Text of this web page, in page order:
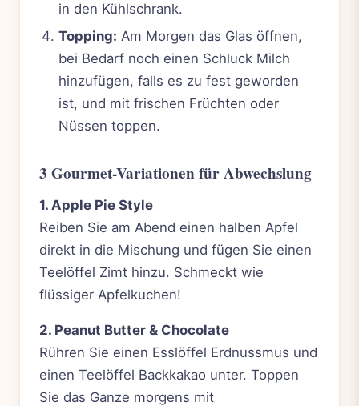
in den Kühlschrank.
Topping: Am Morgen das Glas öffnen,
bei Bedarf noch einen Schluck Milch
hinzufügen, falls es zu fest geworden
ist, und mit frischen Früchten oder
Nüssen toppen.
3 Gourmet-Variationen für Abwechslung
1. Apple Pie Style
Reiben Sie am Abend einen halben Apfel
direkt in die Mischung und fügen Sie einen
Teelöffel Zimt hinzu. Schmeckt wie
flüssiger Apfelkuchen!
2. Peanut Butter & Chocolate
Rühren Sie einen Esslöffel Erdnussmus und
einen Teelöffel Backkakao unter. Toppen
Sie das Ganze morgens mit